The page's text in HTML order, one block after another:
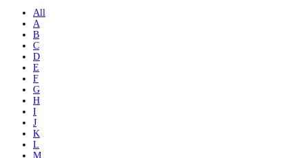
All
A
B
C
D
E
F
G
H
I
J
K
L
M